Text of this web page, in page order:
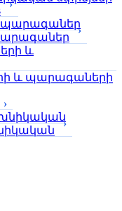
և պարագաների